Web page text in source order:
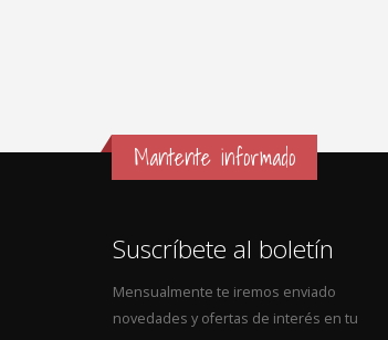
Mantente informado
Suscríbete al boletín
Mensualmente te iremos enviado
novedades y ofertas de interés en tu